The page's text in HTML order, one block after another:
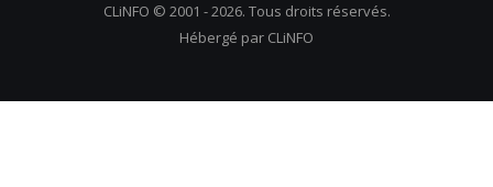
CLiNFO © 2001 - 2026. Tous droits réservés.
Hébergé par CLiNFO